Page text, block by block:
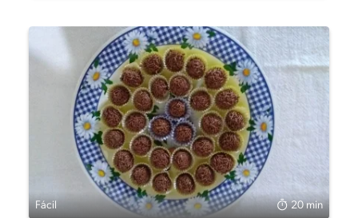
Fácil 20 min